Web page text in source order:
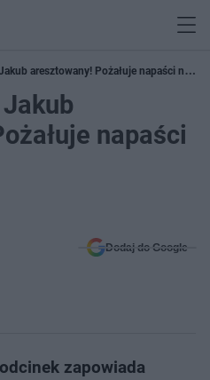
aresztowany! Pożałuje napaści na
napaści
Dodaj do Google
zapowiada